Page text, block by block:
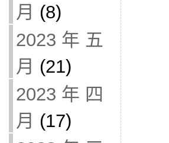
月 (8)
2023 年 五
月 (21)
2023 年 四
月 (17)